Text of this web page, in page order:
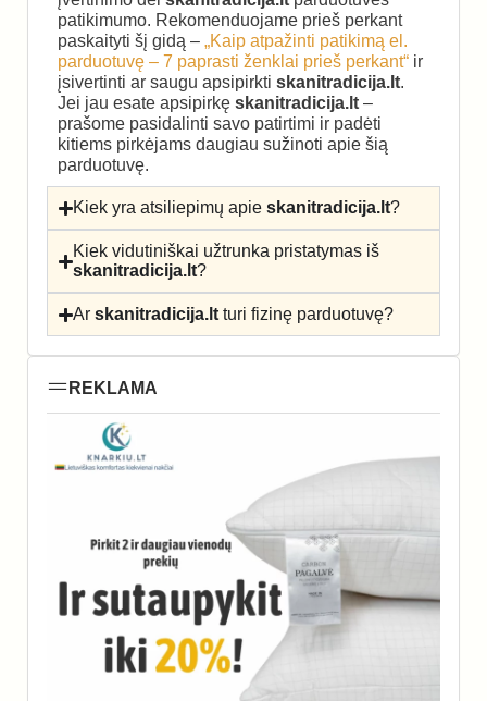
patikimumo. Rekomenduojame prieš perkant
paskaityti šį gidą – „Kaip atpažinti patikimą el.
parduotuvę – 7 paprasti ženklai prieš perkant“ ir
įsivertinti ar saugu apsipirkti skanitradicija.lt.
Jei jau esate apsipirkę skanitradicija.lt –
prašome pasidalinti savo patirtimi ir padėti
kitiems pirkėjams daugiau sužinoti apie šią
parduotuvę.
Kiek yra atsiliepimų apieskanitradicija.lt?
Kiek vidutiniškai užtrunka pristatymas iš
skanitradicija.lt?
Arskanitradicija.lt turi fizinę parduotuvę?
REKLAMA